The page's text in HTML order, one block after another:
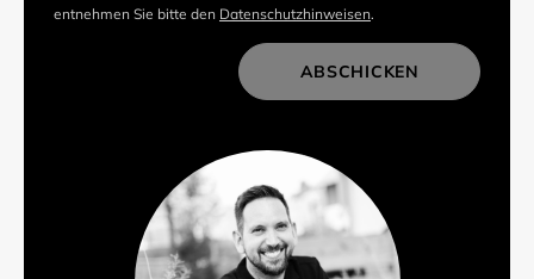
entnehmen Sie bitte den Datenschutzhinweisen.
ABSCHICKEN